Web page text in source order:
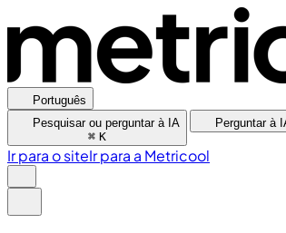
Português
Pesquisar ou perguntar à IA
⌘ K
Perguntar à
Ir para o siteIr para a Metricool